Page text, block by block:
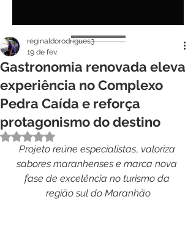
Gastronomia renovada eleva
experiência no Complexo
Pedra Caída e reforça
protagonismo do destino
reginaldorodrigues3
19 de fev.
Avaliado com NaN de 5 estrelas.
Projeto reúne especialistas, valoriza
sabores maranhenses e marca nova
fase de excelência no turismo da
região sul do Maranhão